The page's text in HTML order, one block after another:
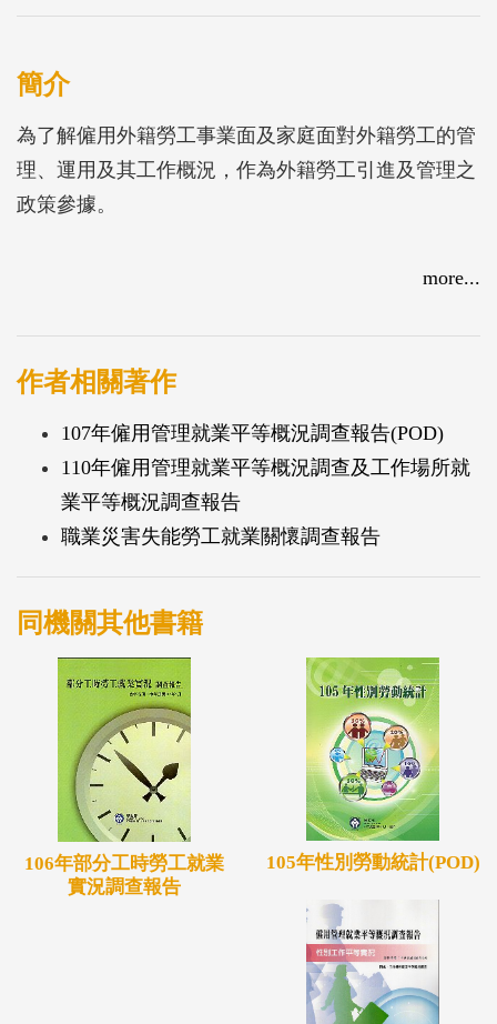
簡介
為了解僱用外籍勞工事業面及家庭面對外籍勞工的管
理、運用及其工作概況，作為外籍勞工引進及管理之
政策參據。
more...
作者相關著作
107年僱用管理就業平等概況調查報告(POD)
110年僱用管理就業平等概況調查及工作場所就
業平等概況調查報告
職業災害失能勞工就業關懷調查報告
同機關其他書籍
106年部分工時勞工就業
實況調查報告
105年性別勞動統計(POD)